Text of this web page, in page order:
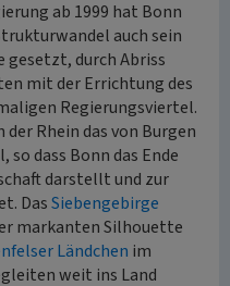
ab 1999 hat Bonn
auch sein
gesetzt, durch Abriss
mit der Errichtung des
Regierungsviertel.
Rhein das von Burgen
dass Bonn das Ende
darstellt und zur
DasSiebengebirge
markanten Silhouette
Ländchen im
weit ins Land